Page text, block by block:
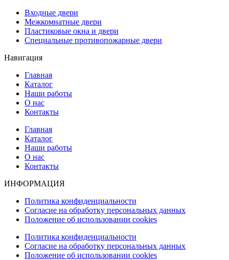
Входные двери
Межкомнатные двери
Пластиковые окна и двери
Специальные противопожарные двери
Навигация
Главная
Каталог
Наши работы
О нас
Контакты
Главная
Каталог
Наши работы
О нас
Контакты
ИНФОРМАЦИЯ
Политика конфиденциальности
Согласие на обработку персональных данных
Положение об использовании cookies
Политика конфиденциальности
Согласие на обработку персональных данных
Положение об использовании cookies